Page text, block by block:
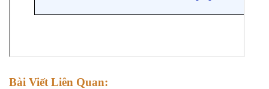
Bài Viết Liên Quan: